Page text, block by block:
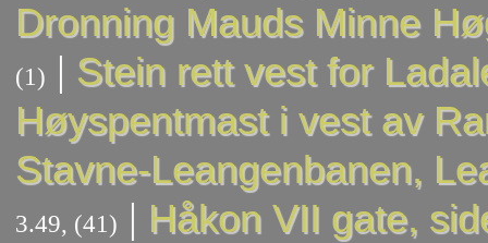
Dronning Mauds Minne
(1) | Stein rett vest for
Høyspentmast i vest av
Stavne-Leangenbanen,
3.49, (41) | Håkon VII gate,